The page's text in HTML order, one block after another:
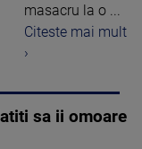
masacru la o ...
Citeste mai mult
›
sa ii omoare